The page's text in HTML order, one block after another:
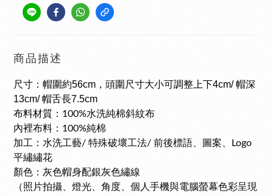
商品描述
尺寸：帽圍約56cm，頭圍尺寸大小可調整上下4cm/ 帽深
13cm/ 帽舌長7.5cm
布料材質： 100%水洗純棉斜紋布
內裡布料：100%純棉
加工：水洗工藝/ 特殊破壞工法/ 前後標語、圖案、Logo
平繡繡花
顏色：灰色帽身配銀灰色繡線
（照片拍攝、燈光、角度、個人手機與電腦螢幕色彩呈現